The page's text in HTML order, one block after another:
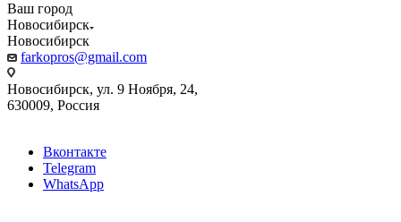
Ваш город
Новосибирск
Новосибирск
farkopros@gmail.com
Новосибирск, ул. 9 Ноября, 24,
630009, Россия
Вконтакте
Telegram
WhatsApp